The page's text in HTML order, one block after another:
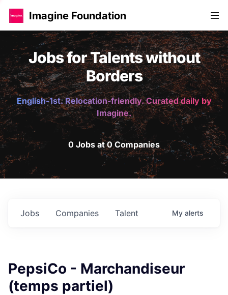
Imagine Foundation
Jobs for Talents without
Borders
English-1st. Relocation-friendly. Curated daily by
Imagine.
0 Jobs at 0 Companies
Jobs Companies Talent My alerts
PepsiCo - Marchandiseur
(temps partiel)